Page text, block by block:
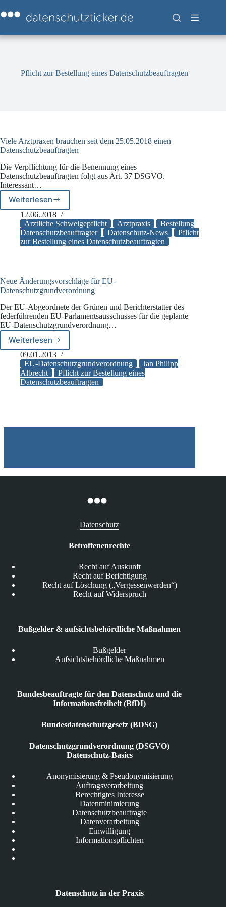
Inhalt
springen
Pflicht zur Bestellung eines Datenschutzbeauftragten
Viele Arztpraxen brauchen seit dem 25.05.2018 einen
Datenschutzbeauftragten
Die Verpflichtung für die Benennung eines
Datenschutzbeauftragten folgt aus Art. 37 DSGVO.
Interessant…
Weiterlesen
Viele
Arztpraxen
brauchen
seit
dem
12.06.2018
Ärztliche Schweigepflicht
Arztpraxis
Bestellung
Datenschutzbeauftragter
Datenschutz-News
Pflicht
zur Bestellung eines Datenschutzbeauftragten
Neue Änderungsvorschläge für EU-
Datenschutzgrundverordnung
Der EU-Abgeordnete der Grünen und Berichterstatter des
federführenden EU-Parlamentsausschusses für die geplante
EU-Datenschutzgrundverordnung…
Weiterlesen
Neue
Änderungsvorschläge
für
EU-
Datenschutzgrundverordnung
09.01.2013
EU-Datenschutzgrundverordnung
Jan Philipp
Albrecht
Pflicht zur Bestellung eines
Datenschutzbeauftragten
Datenschutz
Betroffenenrechte
Recht auf Auskunft
Recht auf Berichtigung
Recht auf Löschung („Vergessenwerden“)
Recht auf Widerspruch
Bußgelder & aufsichtsbehördliche Maßnahmen
Bußgelder
Aufsichtsbehördliche Maßnahmen
Bundesbeauftragte für den Datenschutz und die
Informationsfreiheit (BfDI)
Bundesdatenschutzgesetz (BDSG)
Datenschutzgrundverordnung (DSGVO)
Datenschutz-Basics
Anonymisierung & Pseudonymisierung
Auftragsverarbeitung
Berechtigtes Interesse
Datenminimierung
Datenschutzbeauftragte
Datenverarbeitung
Einwilligung
Informationspflichten
Datenschutz in der Praxis